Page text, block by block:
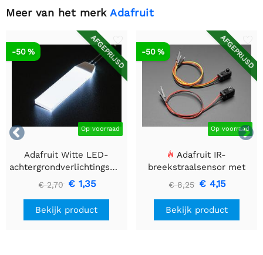
Meer van het merk Adafruit


AFGEPRIJSD
Op voorraad
-50 %
Adafruit Witte LED-
achtergrondverlichtingsmodule
- Klein 12 mm x 40 mm
€ 2,70 € 1,35
Bekijk product
AFGEPRIJSD
Op voorraad
-50 %
Adafruit IR-
breekstraalsensor met
premium draadheader
header einden - 5 mm
LED's
€ 8,25 € 4,15
Bekijk product